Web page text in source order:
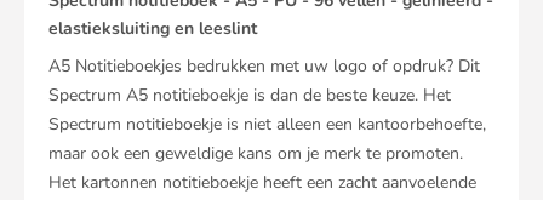
elastieksluiting en leeslint
A5 Notitieboekjes bedrukken met uw logo of opdruk? Dit
Spectrum A5 notitieboekje is dan de beste keuze. Het
Spectrum notitieboekje is niet alleen een kantoorbehoefte,
maar ook een geweldige kans om je merk te promoten.
Het kartonnen notitieboekje heeft een zacht aanvoelende